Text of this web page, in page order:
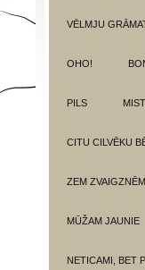
VĒLMJU
OHO!
PILS
CITU CILVĒKU
ZEM ZVAIGZNĒM
MŪŽAM JAUNIE
NETICAMI, BET